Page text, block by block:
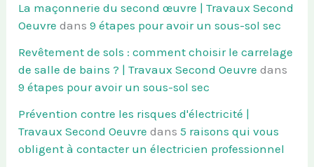
La maçonnerie du second œuvre | Travaux Second
Oeuvre dans9 étapes pour avoir un sous-sol sec
Revêtement de sols : comment choisir le carrelage
de salle de bains ? | Travaux Second Oeuvre dans
9 étapes pour avoir un sous-sol sec
Prévention contre les risques d'électricité |
Travaux Second Oeuvre dans5 raisons qui vous
obligent à contacter un électricien professionnel